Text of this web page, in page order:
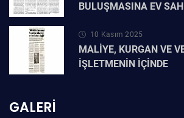
BULUŞMASINA EV
10 Kasım 2025
MALİYE, KURGAN VE
İŞLETMENİN İÇİNDE
GALERI